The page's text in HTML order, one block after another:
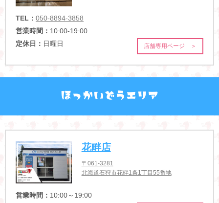
TEL： 050-8894-3858
営業時間： 10:00-19:00
定休日： 日曜日 店舗専用ページ ＞
花畔店
〒061-3281
北海道石狩市花畔1条1丁目55番地
営業時間： 10:00～19:00